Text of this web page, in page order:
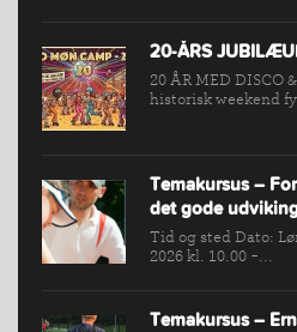
20-ÅRS
20 ÅR MED DISCO
historisk weekend
Temakursus –
det gode
Tid og sted Dato:
2026 kl. 10.00 -...
Temakursus –